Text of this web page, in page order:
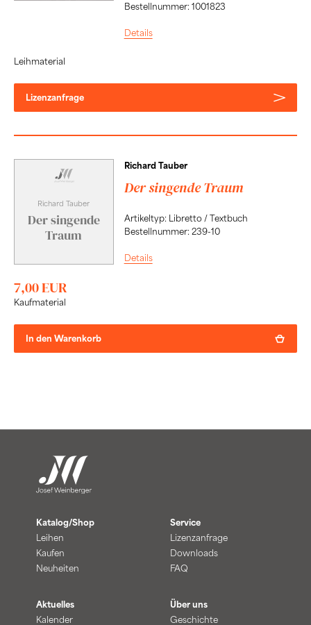
Bestellnummer: 1001823
Details
Leihmaterial
Lizenzanfrage
Richard Tauber
Der singende
Traum
Richard Tauber
Der singende Traum
Artikeltyp: Libretto / Textbuch
Bestellnummer: 239-10
Details
7,00 EUR
Kaufmaterial
In den Warenkorb
Katalog/Shop
Leihen
Kaufen
Neuheiten
Service
Lizenzanfrage
Downloads
FAQ
Aktuelles
Kalender
Über uns
Geschichte